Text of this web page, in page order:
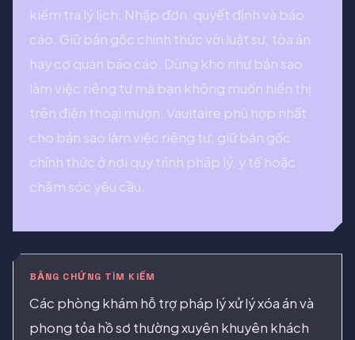
kiểm tra lý lịch. Nhập đơn, quyết định và báo
cáo. Giữ bản gốc chính thức với luật sư, tòa án
hay cơ quan báo cáo. Dùng kho như bản sao
làm việc riêng tư mà bạn không muốn hiển thị
trên điện thoại mượn. Vaultaire phù hợp nhất
cho bản sao làm việc riêng tư; giữ bản gốc
chính thức ở nơi quy trình pháp lý, y tế hoặc
chăm sóc yêu cầu.
BẰNG CHỨNG TÌM KIẾM
Các phòng khám hỗ trợ pháp lý xử lý xóa án và
phong tỏa hồ sơ thường xuyên khuyên khách